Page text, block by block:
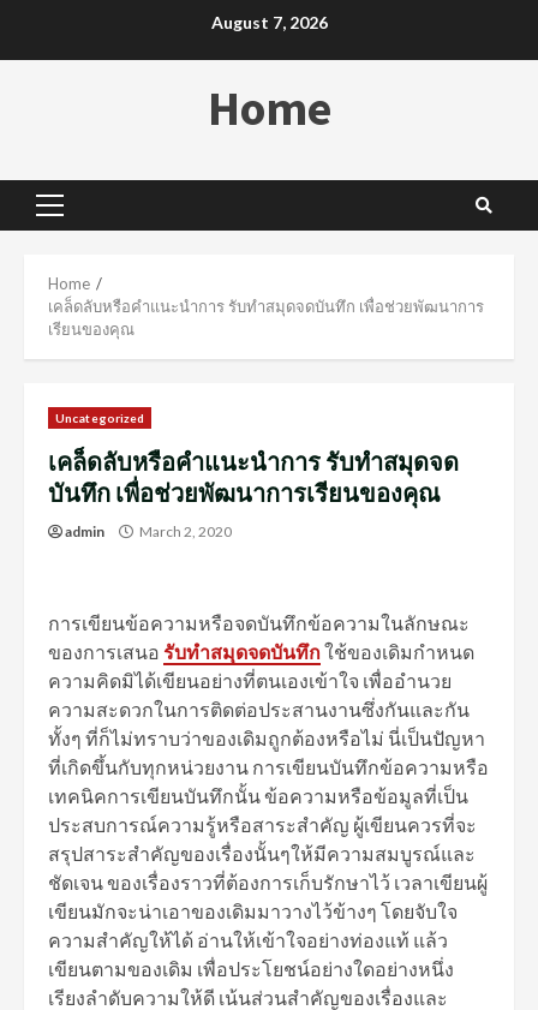
August 7, 2026
Home
Primary
Home
เคล็ดลับหรือคำแนะนำการ รับทำสมุดจดบันทึก เพื่อช่วยพัฒนาการ
เรียนของคุณ
Uncategorized
เคล็ดลับหรือคำแนะนำการ รับทำสมุดจด
บันทึก เพื่อช่วยพัฒนาการเรียนของคุณ
admin March 2, 2020
การเขียนข้อความหรือจดบันทึกข้อความในลักษณะ
ของการเสนอ รับทำสมุดจดบันทึกใช้ของเดิมกำหนด
ความคิดมิได้เขียนอย่างที่ตนเองเข้าใจ เพื่ออำนวย
ความสะดวกในการติดต่อประสานงานซึ่งกันและกัน
ทั้งๆ ที่ก็ไม่ทราบว่าของเดิมถูกต้องหรือไม่ นี่เป็นปัญหา
ที่เกิดขึ้นกับทุกหน่วยงาน การเขียนบันทึกข้อความหรือ
เทคนิคการเขียนบันทึกนั้น ข้อความหรือข้อมูลที่เป็น
ประสบการณ์ความรู้หรือสาระสำคัญ ผู้เขียนควรที่จะ
สรุปสาระสำคัญของเรื่องนั้นๆให้มีความสมบูรณ์และ
ชัดเจน ของเรื่องราวที่ต้องการเก็บรักษาไว้ เวลาเขียนผู้
เขียนมักจะน่าเอาของเดิมมาวางไว้ข้างๆ โดยจับใจ
ความสำคัญให้ได้ อ่านให้เข้าใจอย่างท่องแท้ แล้ว
เขียนตามของเดิม เพื่อประโยชน์อย่างใดอย่างหนึ่ง
เรียงลำดับความให้ดี เน้นส่วนสำคัญของเรื่องและ